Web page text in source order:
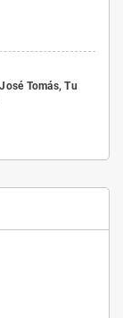
Tomás, Tu